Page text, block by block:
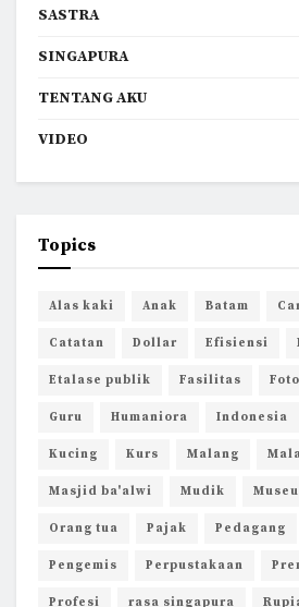
SASTRA
SINGAPURA
TENTANG AKU
VIDEO
Topics
Alas kaki Anak Batam
Catatan Dollar Efisiensi
Etalase publik Fasilitas Foto
Guru Humaniora Indonesia
Kucing Kurs Malang
Masjid ba'alwi Mudik
Orang tua Pajak Pedagang
Pengemis Perpustakaan
Profesi rasa singapura